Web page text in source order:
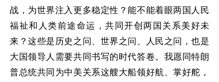
战，为世界注入更多稳定性？能不能着眼两国人民
福祉和人类前途命运，共同开创两国关系美好未
来？这些是历史之问、世界之问、人民之问，也是
大国领导人需要共同书写的时代答卷。我愿同特朗
普总统共同为中美关系这艘大船领好航、掌好舵，